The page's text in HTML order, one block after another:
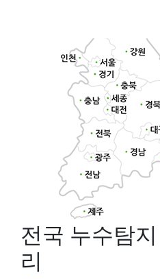
전국 누수탐
리